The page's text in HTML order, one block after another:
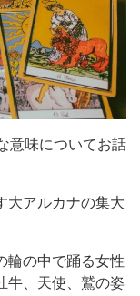
意味についてお話
大アルカナの集大
輪の中で踊る女性
牛、天使、鷲の姿